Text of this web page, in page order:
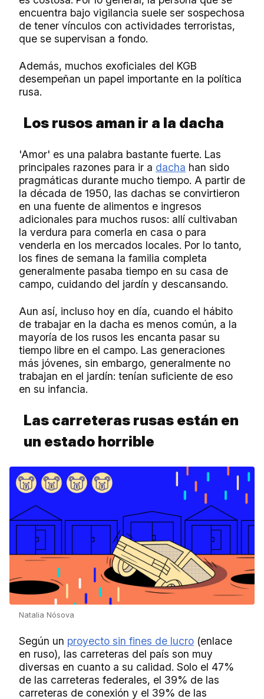
encuentra bajo vigilancia suele ser sospechosa
de tener vínculos con actividades terroristas,
que se supervisan a fondo.
Además, muchos exoficiales del KGB
desempeñan un papel importante en la política
rusa.
Los rusos aman ir a la dacha
'Amor' es una palabra bastante fuerte. Las
principales razones para ir a dacha han sido
pragmáticas durante mucho tiempo. A partir de
la década de 1950, las dachas se convirtieron
en una fuente de alimentos e ingresos
adicionales para muchos rusos: allí cultivaban
la verdura para comerla en casa o para
venderla en los mercados locales. Por lo tanto,
los fines de semana la familia completa
generalmente pasaba tiempo en su casa de
campo, cuidando del jardín y descansando.
Aun así, incluso hoy en día, cuando el hábito
de trabajar en la dacha es menos común, a la
mayoría de los rusos les encanta pasar su
tiempo libre en el campo. Las generaciones
más jóvenes, sin embargo, generalmente no
trabajan en el jardín: tenían suficiente de eso
en su infancia.
Las carreteras rusas están en
un estado horrible
Natalia Nósova
Según un proyecto sin fines de lucro (enlace
en ruso), las carreteras del país son muy
diversas en cuanto a su calidad. Solo el 47%
de las carreteras federales, el 39% de las
carreteras de conexión y el 39% de las